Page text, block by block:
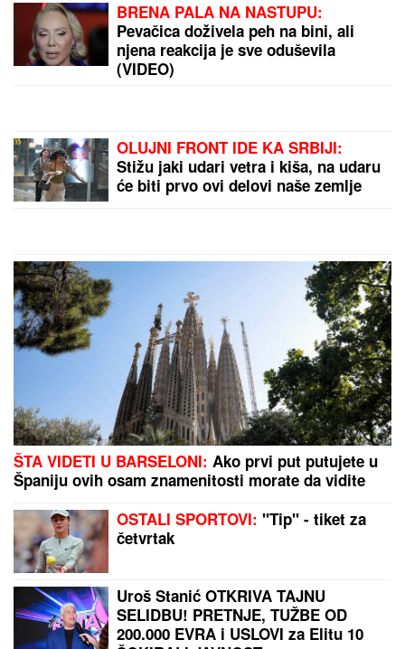
BRENA PALA NA NASTUPU:
Pevačica doživela peh na bini, ali
njena reakcija je sve oduševila
(VIDEO)
OLUJNI FRONT IDE KA SRBIJI:
Stižu jaki udari vetra i kiša, na udaru
će biti prvo ovi delovi naše zemlje
ŠTA VIDETI U BARSELONI: Ako prvi put putujete u
Španiju ovih osam znamenitosti morate da vidite
OSTALI SPORTOVI: "Tip" - tiket za
četvrtak
Uroš Stanić OTKRIVA TAJNU
SELIDBU! PRETNJE, TUŽBE OD
200.000 EVRA i USLOVI za Elitu 10